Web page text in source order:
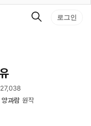
검
로그인
27,038
양과람 원작